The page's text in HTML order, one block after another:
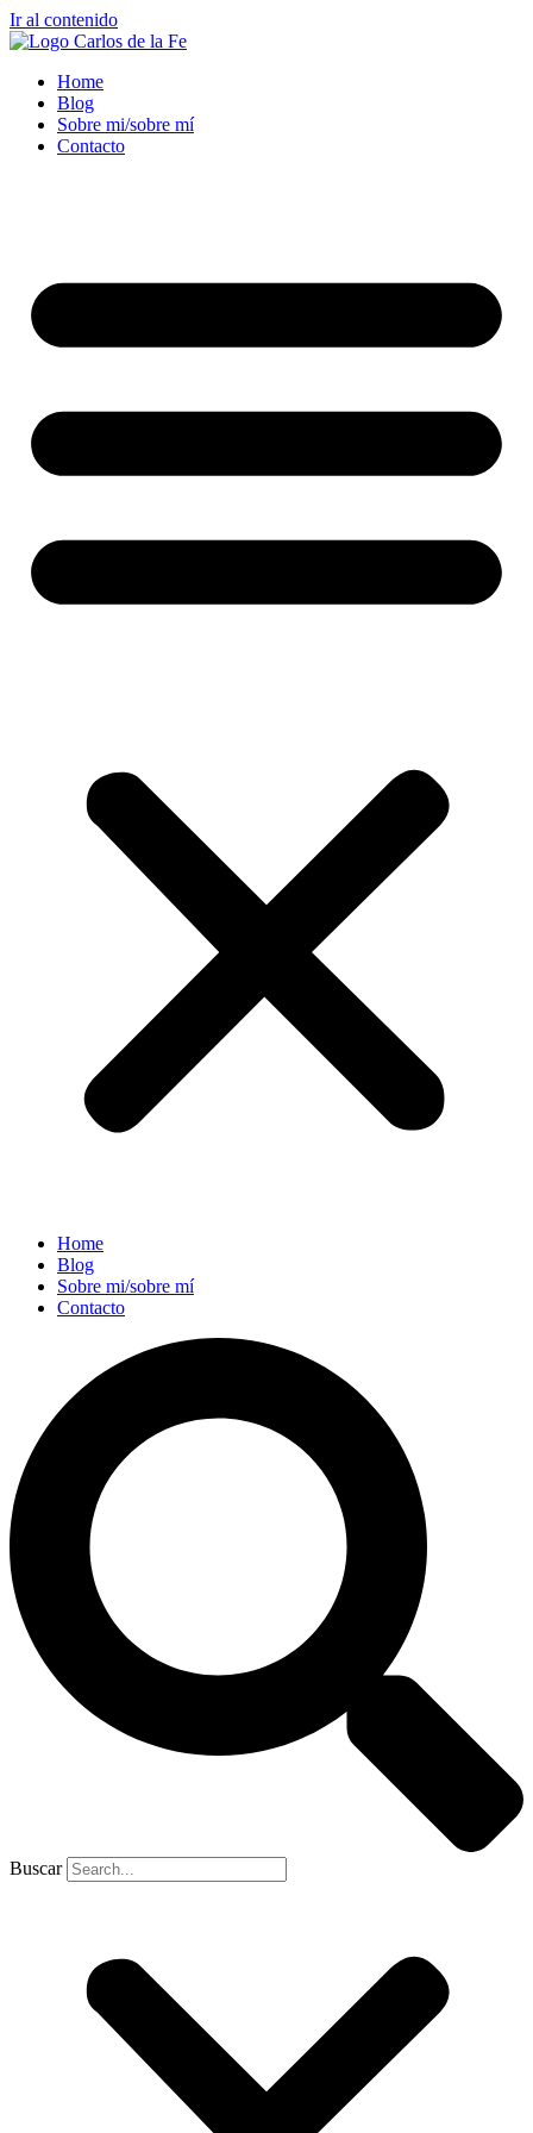
Ir al contenido
Home
Blog
Sobre mi/sobre mí
Contacto
Home
Blog
Sobre mi/sobre mí
Contacto
Buscar